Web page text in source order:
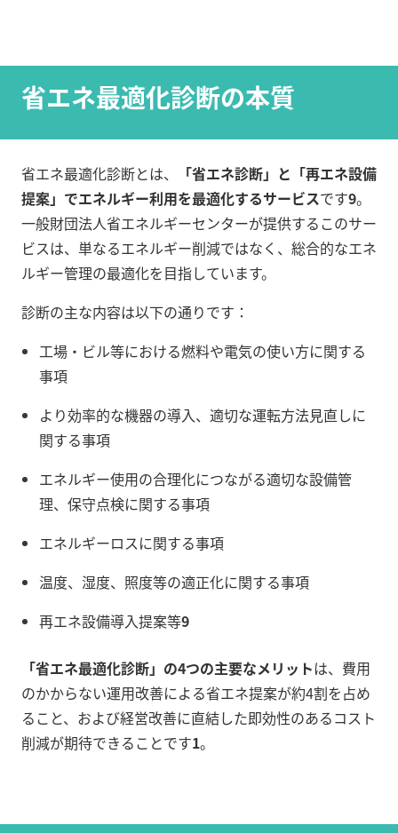
省エネ最適化診断の本質
省エネ最適化診断とは、
「省エネ診断」と「再エネ設備
提案」でエネルギー利用を最適化するサービスです9。
一般財団法人省エネルギーセンターが提供するこのサー
ビスは、単なるエネルギー削減ではなく、総合的なエネ
ルギー管理の最適化を目指しています。
診断の主な内容は以下の通りです：
工場・ビル等における燃料や電気の使い方に関する
事項
より効率的な機器の導入、適切な運転方法見直しに
関する事項
エネルギー使用の合理化につながる適切な設備管
理、保守点検に関する事項
エネルギーロスに関する事項
温度、湿度、照度等の適正化に関する事項
再エネ設備導入提案等9
「省エネ最適化診断」の4つの主要なメリットは、費用
のかからない運用改善による省エネ提案が約4割を占め
ること、および経営改善に直結した即効性のあるコスト
削減が期待できることです1。